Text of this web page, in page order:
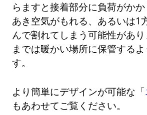
らますと接着部分に負荷がか
あき空気がもれる、あるいは1
んで割れてしまう可能性があ
までは暖かい場所に保管する
す。
より簡単にデザインが可能な「
もあわせてご覧ください。